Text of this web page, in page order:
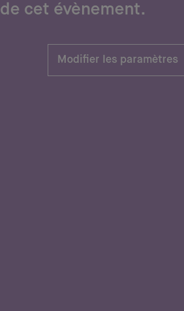
de cet évènement.
Modifier les paramètres